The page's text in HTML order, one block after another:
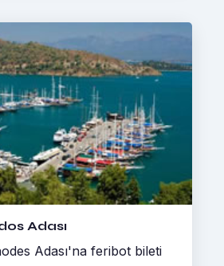
Adası
Adası'na feribot bileti